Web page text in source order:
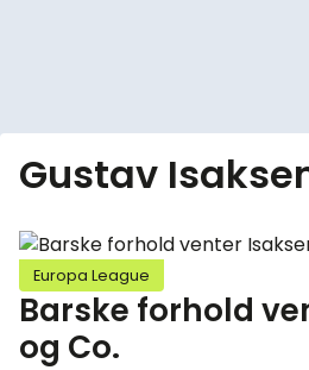
Gustav
Europa League
Barske forhold
og Co.